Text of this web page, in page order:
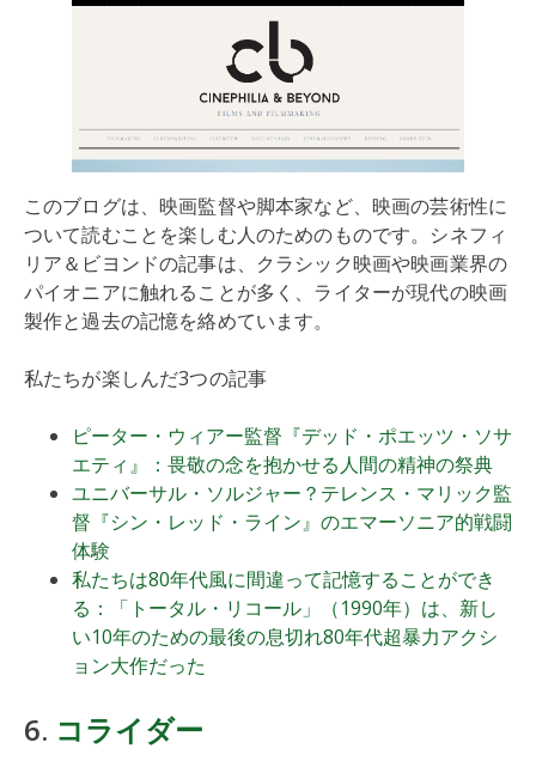
このブログは、映画監督や脚本家など、映画の芸術性に
ついて読むことを楽しむ人のためのものです。シネフィ
リア＆ビヨンドの記事は、クラシック映画や映画業界の
パイオニアに触れることが多く、ライターが現代の映画
製作と過去の記憶を絡めています。
私たちが楽しんだ3つの記事
ピーター・ウィアー監督『デッド・ポエッツ・ソサ
エティ』：畏敬の念を抱かせる人間の精神の祭典
ユニバーサル・ソルジャー？テレンス・マリック監
督『シン・レッド・ライン』のエマーソニア的戦闘
体験
私たちは80年代風に間違って記憶することができ
る：「トータル・リコール」（1990年）は、新し
い10年のための最後の息切れ80年代超暴力アクシ
ョン大作だった
6. コライダー